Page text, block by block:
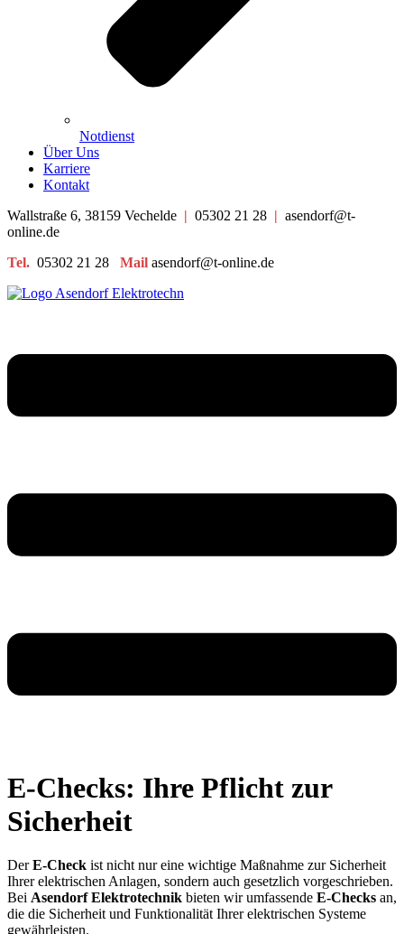
Notdienst
Über Uns
Karriere
Kontakt
Wallstraße 6, 38159 Vechelde | 05302 21 28 | asendorf@t-
online.de
Tel. 05302 21 28 Mail asendorf@t-online.de
E-Checks: Ihre Pflicht zur
Sicherheit
DerE-Check ist nicht nur eine wichtige Maßnahme zur Sicherheit
Ihrer elektrischen Anlagen, sondern auch gesetzlich vorgeschrieben.
Bei Asendorf Elektrotechnik bieten wir umfassende E-Checks an,
die die Sicherheit und Funktionalität Ihrer elektrischen Systeme
gewährleisten.